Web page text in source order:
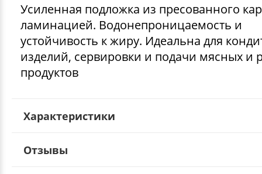
Усиленная подложка из пресованного
ламинацией. Водонепроницаемость и
устойчивость к жиру. Идеальна для
изделий, сервировки и подачи мясных и
продуктов
Характеристики
Отзывы